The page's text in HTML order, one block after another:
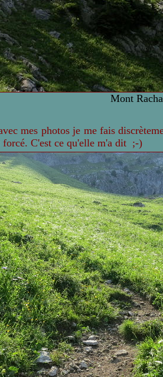
Mont
mes photos je me fais
forcé. C'est ce qu'elle m'a dit ;-)